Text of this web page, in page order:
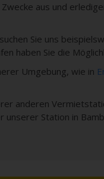
aus und
Sie uns
haben Sie die
Umgebung, wie in
anderen
Station in